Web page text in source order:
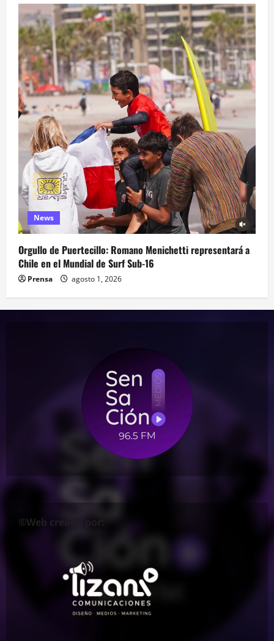
News
Orgullo de Puertecillo: Romano Menichetti representará a
Chile en el Mundial de Surf Sub-16
Prensa agosto 1, 2026
®Web creada por: